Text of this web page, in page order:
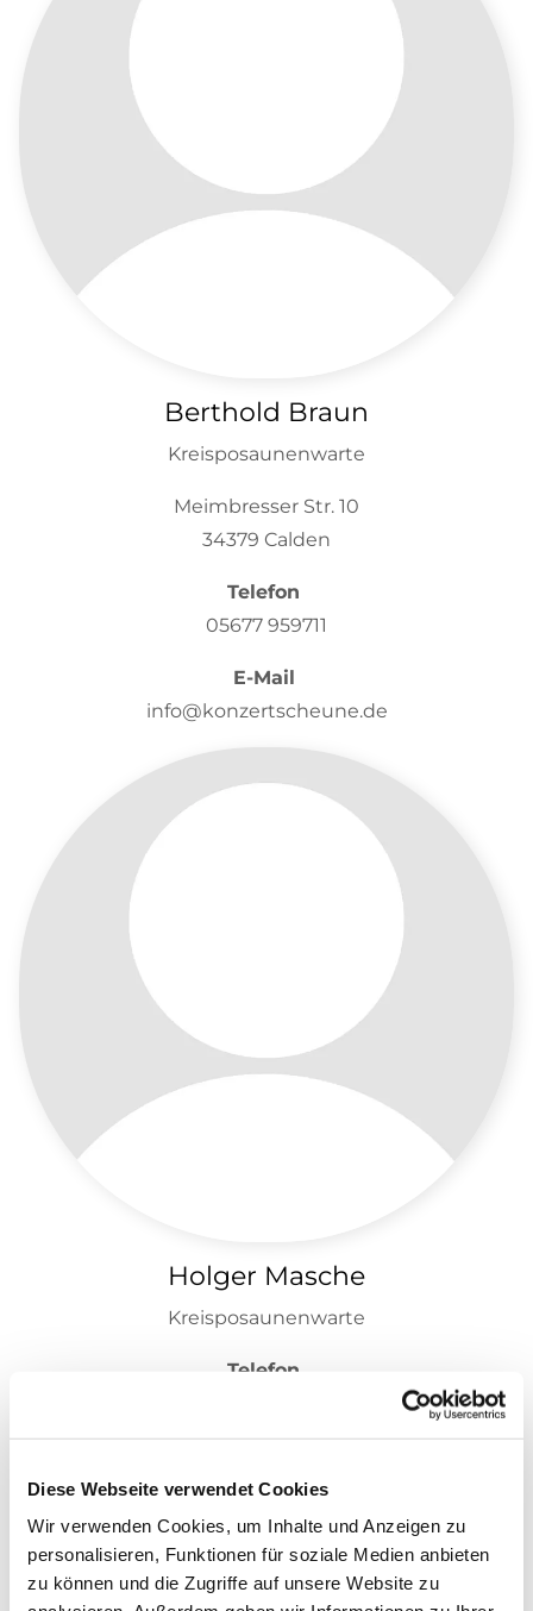
Diese Webseite verwendet Cookies
Wir verwenden Cookies, um Inhalte und Anzeigen zu
personalisieren, Funktionen für soziale Medien anbieten
zu können und die Zugriffe auf unsere Website zu
Berthold Braun
Kreisposaunenwarte
Meimbresser Str. 10
34379 Calden
Telefon
05677 959711
E-Mail
info@konzertscheune.de
Holger Masche
Kreisposaunenwarte
Telefon
h.masche@t-online.de